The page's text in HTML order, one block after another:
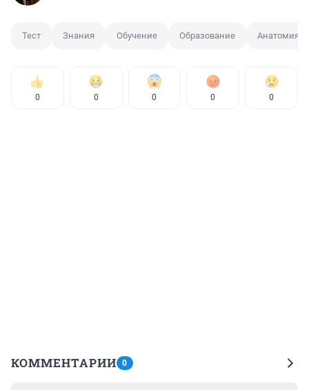
Тест Знания Обучение Образование Анатомия
0 0 0 0 0
КОММЕНТАРИИ 0